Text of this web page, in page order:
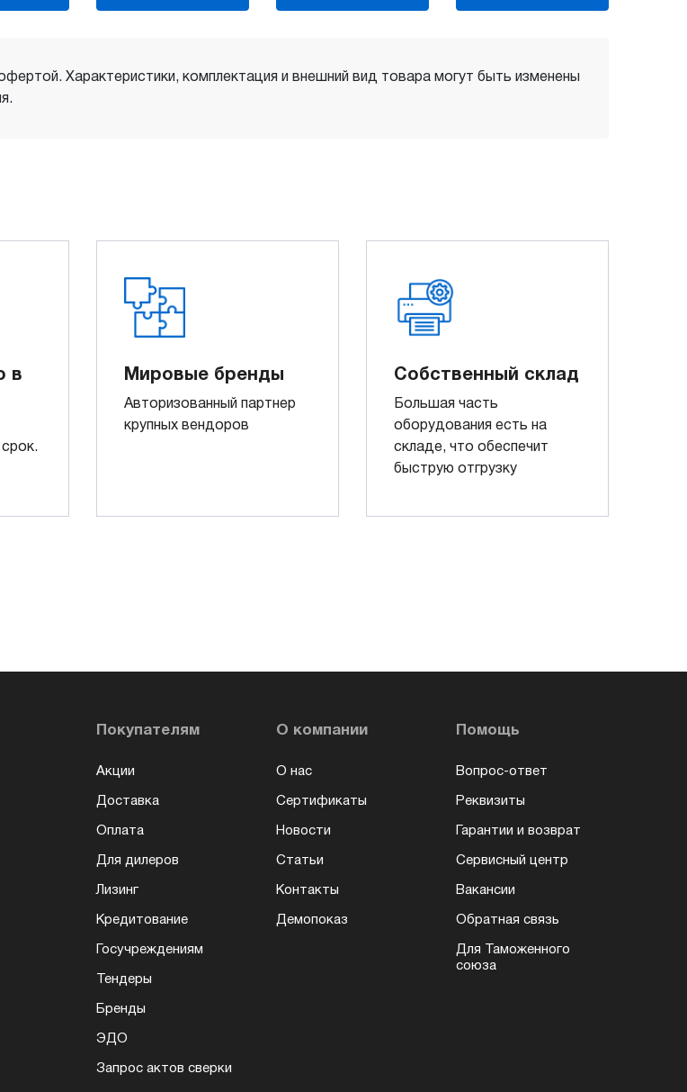
Характеристики, комплектация и внешний вид товара могут быть изменены
в
срок.
Мировые бренды
Авторизованный партнер
крупных вендоров
Собственный склад
Большая часть
оборудования есть на
складе, что обеспечит
быструю отгрузку
Покупателям
Акции
Доставка
Оплата
Для дилеров
Лизинг
Кредитование
Госучреждениям
Тендеры
Бренды
ЭДО
О компании
О нас
Сертификаты
Новости
Статьи
Контакты
Демопоказ
Помощь
Вопрос-ответ
Реквизиты
Гарантии и возврат
Сервисный центр
Вакансии
Обратная связь
Для Таможенного
союза
Запрос актов сверки